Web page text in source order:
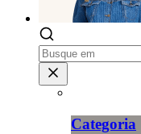
Categoria